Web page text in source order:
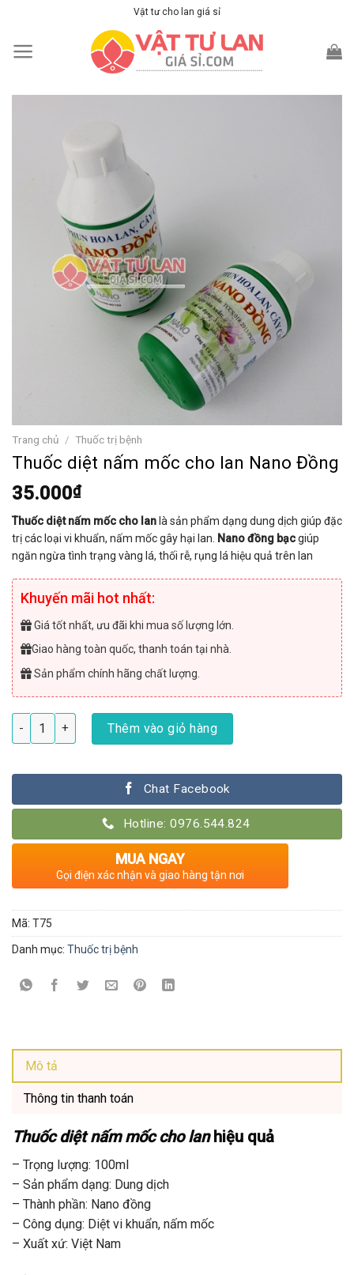
content
Vật tư cho lan giá sỉ
Trang chủ / Thuốc trị bệnh
Thuốc diệt nấm mốc cho lan Nano Đồng
35.000₫
Thuốc diệt nấm mốc cho lan là sản phẩm dạng dung dịch giúp đặc
trị các loại vi khuẩn, nấm mốc gây hại lan.
Nano đồng bạcgiúp
ngăn ngừa tình trạng vàng lá, thối rễ, rụng lá hiệu quả trên lan
Khuyến mãi hot nhất:
Giá tốt nhất, ưu đãi khi mua số lượng lớn.
Giao hàng toàn quốc, thanh toán tại nhà.
Sản phẩm chính hãng chất lượng.
Thuốc diệt nấm mốc cho lan Nano Đồng số lượng
Thêm vào giỏ hàng
Chat Facebook
Hotline: 0976.544.824
MUA NGAY
Gọi điện xác nhận và giao hàng tận nơi
Mã: T75
Danh mục: Thuốc trị bệnh
Mô tả
Thông tin thanh toán
Thuốc diệt nấm mốc cho lanhiệu quả
– Trọng lượng: 100ml
– Sản phẩm dạng: Dung dịch
– Thành phần: Nano đồng
– Công dụng: Diệt vi khuẩn, nấm mốc
– Xuất xứ: Việt Nam